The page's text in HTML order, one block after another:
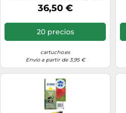
Negro
36,50 €
20 precios
cartucho.es
Envío a partir de 3,95 €